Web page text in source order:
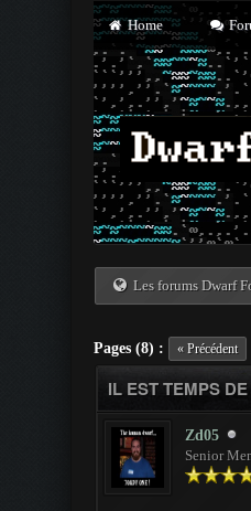
Home
Les forums Dwarf
Pages (8) : « Précédent
IL EST TEMPS
Zd05
Senior